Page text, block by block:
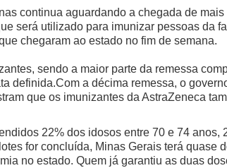
continua aguardando a chegada de
será utilizado para imunizar pessoas da
chegaram ao estado no fim de semana.
sendo a maior parte da remessa
definida.Com a décima remessa, o
que os imunizantes da AstraZeneca
22% dos idosos entre 70 e 74
for concluída, Minas Gerais terá quase
no estado. Quem já garantiu as duas